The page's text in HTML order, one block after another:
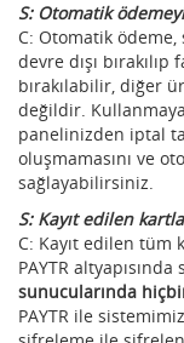
S: Otomatik
C: Otomatik
devre dışı
bırakılabilir, diğer
değildir.
panelinizden iptal
oluşmamasını ve
sağlayabilirsiniz.
S: Kayıt edilen
C: Kayıt edilen tüm
PAYTR
sunucularında
PAYTR ile